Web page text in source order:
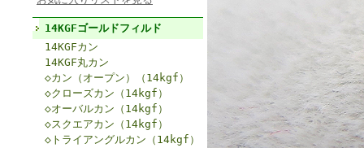
14KGFゴールドフィルド
14KGFカン
14KGF丸カン
◇カン（オープン）（14kgf）
◇クローズカン（14kgf）
◇オーバルカン（14kgf）
◇スクエアカン（14kgf）
◇トライアングルカン（14kgf）